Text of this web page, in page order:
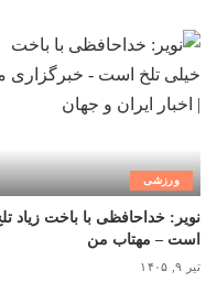
ورزشی
نویر: خداحافظی با باخت زیاد
است – مهتاب من
تیر ۹, ۱۴۰۵